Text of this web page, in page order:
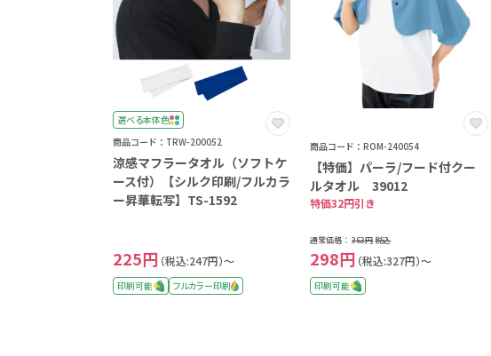
選べる本体色
商品コード：TRW-200052
涼感マフラータオル（ソフトケ
ース付）【シルク印刷/フルカラ
ー昇華転写】TS-1592
225円 （税込:247円）～
印刷可能 フルカラー印刷
商品コード：ROM-240054
【特価】パーラ/フード付クー
ルタオル 39012
特価32円引き
通常価格： 363円税込
298円 （税込:327円）～
印刷可能